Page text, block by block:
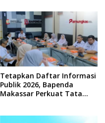
Tetapkan Daftar Informasi
Publik 2026, Bapenda
Makassar Perkuat Tata